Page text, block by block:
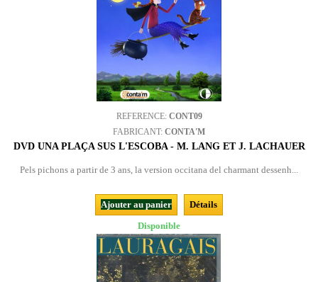
REFERENCE: CONT09
FABRICANT: CONTA'M
DVD UNA PLAÇA SUS L'ESCOBA - M. LANG ET J. LACHAUER
Pels pichons a partir de 3 ans, la version occitana del charmant dessenh...
Ajouter au panier
Détails
Disponible